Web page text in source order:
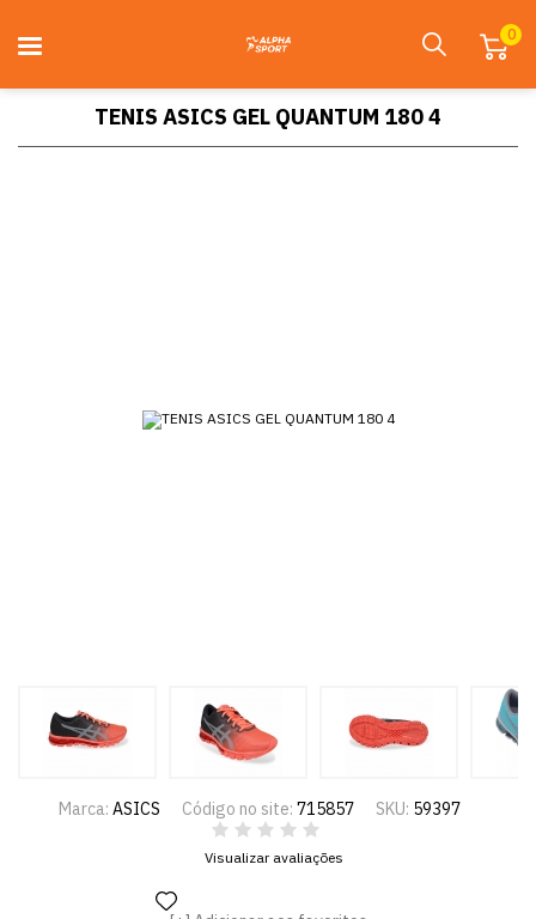
0
TENIS ASICS GEL QUANTUM 180 4
Marca: ASICS Código no site: 715857 SKU: 59397
Visualizar avaliações